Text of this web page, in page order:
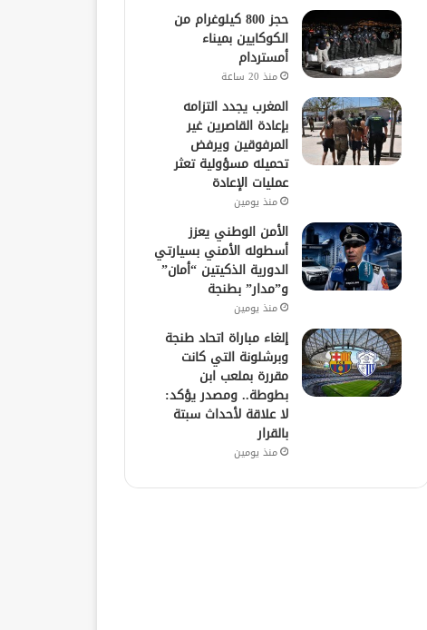
حجز 800 كيلوغرام من
الكوكايين بميناء
أمستردام
منذ 20 ساعة
المغرب يجدد التزامه
بإعادة القاصرين غير
المرفوقين ويرفض
تحميله مسؤولية تعثر
عمليات الإعادة
منذ يومين
الأمن الوطني يعزز
أسطوله الأمني بسيارتي
الدورية الذكيتين “أمان”
و”مدار” بطنجة
منذ يومين
إلغاء مباراة اتحاد طنجة
وبرشلونة التي كانت
مقررة بملعب ابن
بطوطة.. ومصدر يؤكد:
لا علاقة لأحداث سبتة
بالقرار
منذ يومين